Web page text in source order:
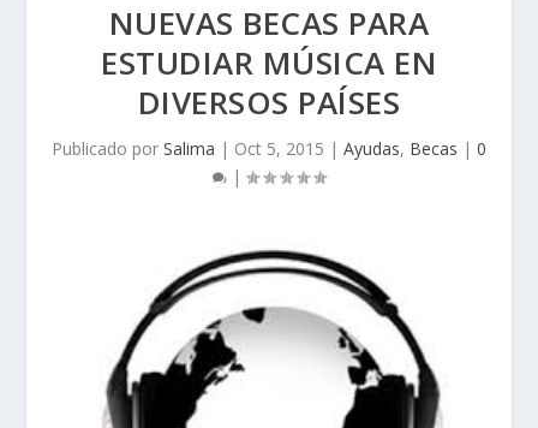
NUEVAS BECAS PARA
ESTUDIAR MÚSICA EN
DIVERSOS PAÍSES
Publicado por Salima | Oct 5, 2015 | Ayudas, Becas | 0
|